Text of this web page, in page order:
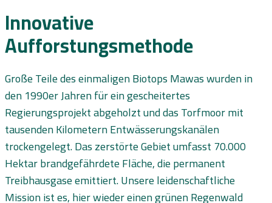
Innovative
Aufforstungsmethode
Große Teile des einmaligen Biotops Mawas wurden in
den 1990er Jahren für ein gescheitertes
Regierungsprojekt abgeholzt und das Torfmoor mit
tausenden Kilometern Entwässerungskanälen
trockengelegt. Das zerstörte Gebiet umfasst 70.000
Hektar brandgefährdete Fläche, die permanent
Treibhausgase emittiert. Unsere leidenschaftliche
Mission ist es, hier wieder einen grünen Regenwald